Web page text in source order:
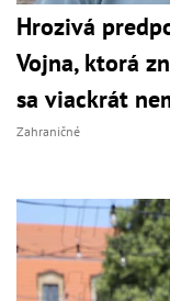
Hrozivá
Vojna, ktorá
sa viackrát
Zahraničné